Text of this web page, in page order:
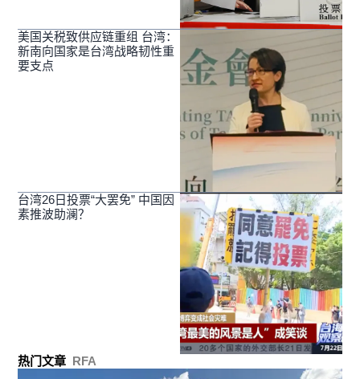
美国关税致供应链重组 台湾：
新南向国家是台湾战略韧性重
要支点
台湾26日投票“大罢免” 中国因
素推波助澜？
热门文章 RFA